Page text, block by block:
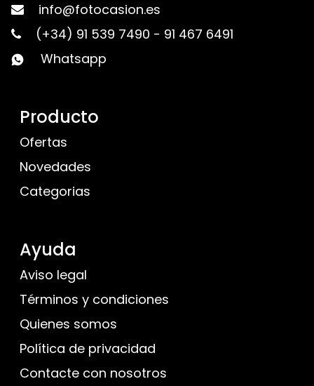
info@fotocasion.es
(+34) 91 539 7490 - 91 467 6491
Whatsapp
Producto
Ofertas
Novedades
Categorias
Ayuda
Aviso legal
Términos y condiciones
Quienes somos
Política de privacidad
Contacte con nosotros